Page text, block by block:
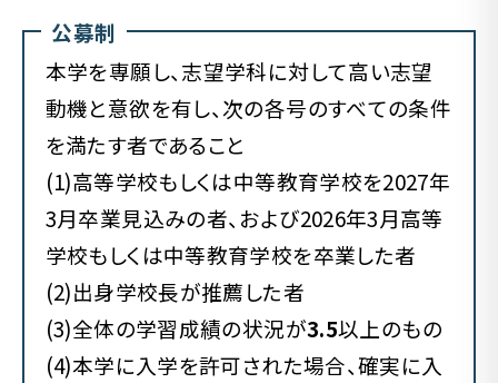
公募制
本学を専願し、志望学科に対して高い志望
動機と意欲を有し、次の各号のすべての条件
を満たす者であること
(1)高等学校もしくは中等教育学校を2027年
3月卒業見込みの者、および2026年3月高等
学校もしくは中等教育学校を卒業した者
(2)出身学校長が推薦した者
(3)全体の学習成績の状況が3.5以上のもの
(4)本学に入学を許可された場合、確実に入